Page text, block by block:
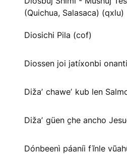
(Quichua, Salasaca) (qxlu)
Diosichi Pila (cof)
Diossen joi jatíxonbi
Dižaʼ chaweʼ kub len
Dižaʼ güen c̱he ancho
Dónbeenì páaníi fĩnle